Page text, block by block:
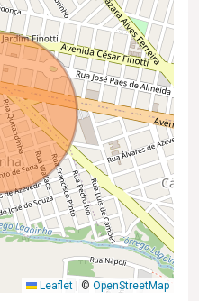
Leaflet | © OpenStreetMap